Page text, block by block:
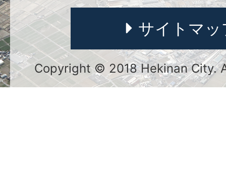
サイトマッ
Copyright © 2018 Hekinan City.